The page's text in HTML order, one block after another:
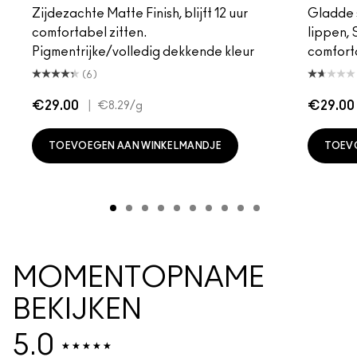
Zijdezachte Matte Finish, blijft 12 uur
comfortabel zitten.
Pigmentrijke/volledig dekkende kleur
(6)
€29.00 €8.29/g
TOEVOEGEN AAN WINKELMANDJE
Gladde
lippen,
€29.00
MOMENTOPNAME
BEKIJKEN
5.0